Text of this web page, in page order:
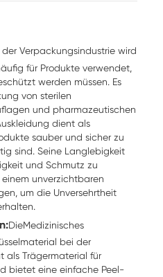
der Verpackungsindustrie wird
für Produkte verwendet,
werden müssen. Es
von sterilen
und pharmazeutischen
dient als
sauber und sicher zu
sind. Seine Langlebigkeit
und Schmutz zu
unverzichtbaren
um die Unversehrtheit
DieMedizinisches
bei der
als Trägermaterial für
bietet eine einfache Peel-